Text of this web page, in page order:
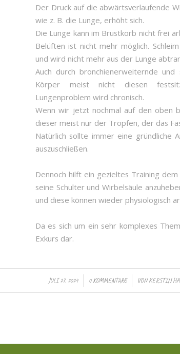
Der Druck auf die abwärtsverlaufende
wie z. B. die Lunge, erhöht sich.
Die Lunge kann im Brustkorb nicht frei
Belüften ist nicht mehr möglich.
und wird nicht mehr aus der Lunge
Auch durch bronchienerweiternde
Körper meist nicht diesen
Lungenproblem wird chronisch.
Wenn wir jetzt nochmal auf den oben
dieser meist nur der Tropfen, der das
Natürlich sollte immer eine gründliche
auszuschließen.
Dennoch hilft ein gezieltes Training
seine Schulter und Wirbelsäule
und diese können wieder physiologisch
Da es sich um ein sehr komplexes
Exkurs dar.
JULI 27, 2024
/ 0 KOMMENTARE
/ VONKERSTIN